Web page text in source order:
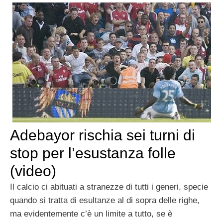
Adebayor rischia sei turni di
stop per l’esustanza folle
(video)
Il calcio ci abituati a stranezze di tutti i generi, specie
quando si tratta di esultanze al di sopra delle righe,
ma evidentemente c’è un limite a tutto, se è